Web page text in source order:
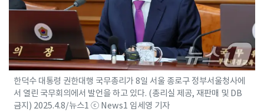
한덕수 대통령 권한대행 국무총리가 8일 서울 종로구 정부서울청사에
서 열린 국무회의에서 발언을 하고 있다. (총리실 제공, 재판매 및 DB
금지) 2025.4.8/뉴스1 ⓒ News1 임세영 기자